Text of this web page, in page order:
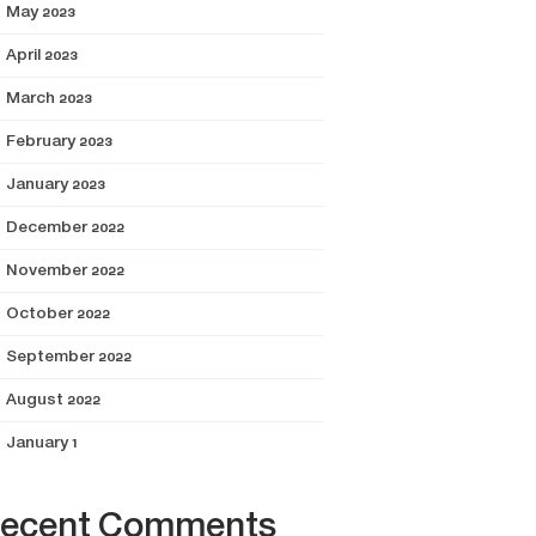
May 2023
April 2023
March 2023
February 2023
January 2023
December 2022
November 2022
October 2022
September 2022
August 2022
January 1